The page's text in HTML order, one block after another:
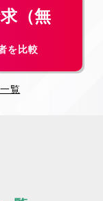
（無
を比較
覧